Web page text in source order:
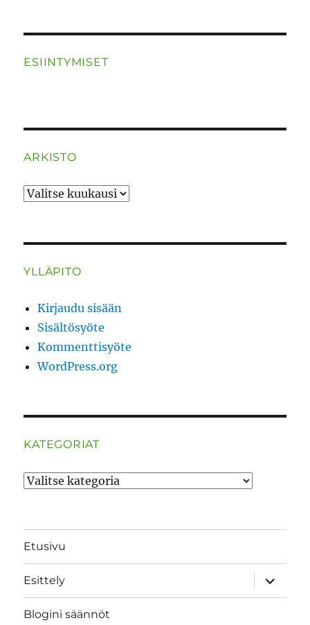
ESIINTYMISET
ARKISTO
ARKISTO
YLLÄPITO
Kirjaudu sisään
Sisältösyöte
Kommenttisyöte
WordPress.org
KATEGORIAT
Kategoriat
Etusivu
Esittely
näytä
Blogini säännöt